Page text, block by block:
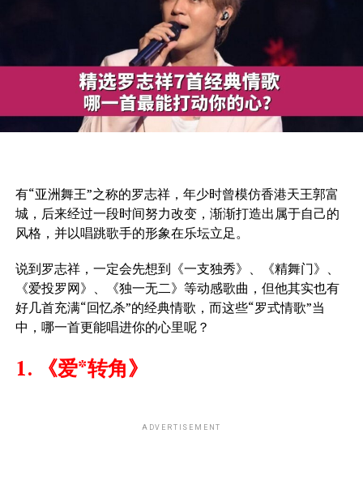
有“亚洲舞王”之称的罗志祥，年少时曾模仿香港天王郭富
城，后来经过一段时间努力改变，渐渐打造出属于自己的
风格，并以唱跳歌手的形象在乐坛立足。
说到罗志祥，一定会先想到《一支独秀》、《精舞门》、
《爱投罗网》、《独一无二》等动感歌曲，但他其实也有
好几首充满“回忆杀”的经典情歌，而这些“罗式情歌”当
中，哪一首更能唱进你的心里呢？
1. 《爱*转角》
ADVERTISEMENT